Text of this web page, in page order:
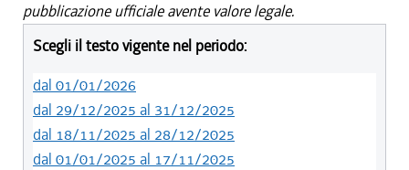
pubblicazione ufficiale avente valore legale.
Scegli il testo vigente nel periodo:
dal 01/01/2026
dal 29/12/2025 al 31/12/2025
dal 18/11/2025 al 28/12/2025
dal 01/01/2025 al 17/11/2025